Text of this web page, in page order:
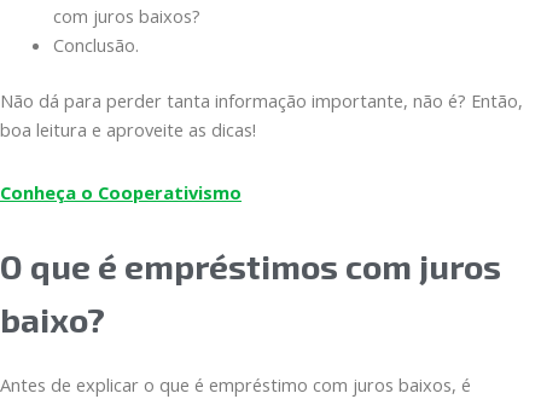
com juros baixos?
Conclusão.
Não dá para perder tanta informação importante, não é? Então,
boa leitura e aproveite as dicas!
Conheça o Cooperativismo
O que é empréstimos com juros
baixo?
Antes de explicar o que é empréstimo com juros baixos, é